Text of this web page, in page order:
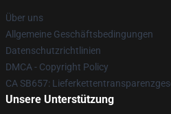
Über uns
Allgemeine Geschäftsbedingungen
Datenschutzrichtlinien
DMCA - Copyright Policy
CA SB657:
Unsere Unterstützung